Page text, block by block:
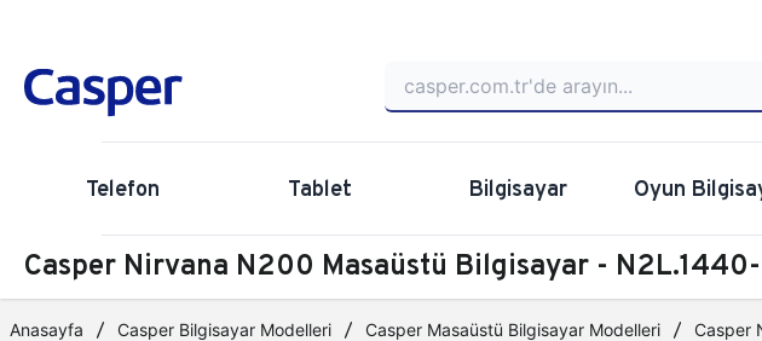
Telefon Tablet Bilgisayar Oyun
Casper Nirvana N200 Masaüstü Bilgisayar -
Anasayfa Casper Bilgisayar Modelleri Casper Masaüstü Bilgisayar Modelleri Casper